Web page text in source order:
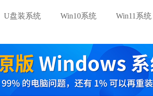
U盘装系统 Win10系统 Win11系统